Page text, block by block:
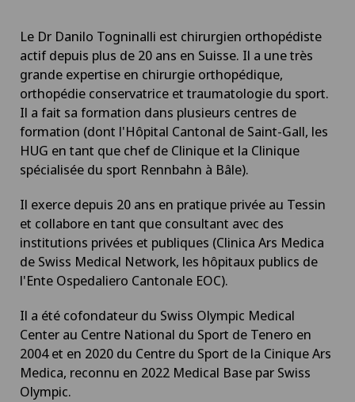
Le Dr Danilo Togninalli est chirurgien orthopédiste
actif depuis plus de 20 ans en Suisse. Il a une très
grande expertise en chirurgie orthopédique,
orthopédie conservatrice et traumatologie du sport.
Il a fait sa formation dans plusieurs centres de
formation (dont l'Hôpital Cantonal de Saint-Gall, les
HUG en tant que chef de Clinique et la Clinique
spécialisée du sport Rennbahn à Bâle).
Il exerce depuis 20 ans en pratique privée au Tessin
et collabore en tant que consultant avec des
institutions privées et publiques (Clinica Ars Medica
de Swiss Medical Network, les hôpitaux publics de
l'Ente Ospedaliero Cantonale EOC).
Il a été cofondateur du Swiss Olympic Medical
Center au Centre National du Sport de Tenero en
2004 et en 2020 du Centre du Sport de la Cinique Ars
Medica, reconnu en 2022 Medical Base par Swiss
Olympic.